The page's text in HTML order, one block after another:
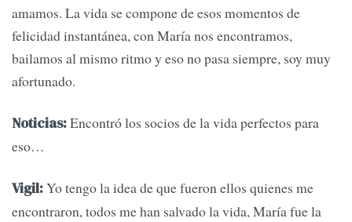
amamos. La vida se compone de esos momentos de
felicidad instantánea, con María nos encontramos,
bailamos al mismo ritmo y eso no pasa siempre, soy muy
afortunado.
Noticias:Encontró los socios de la vida perfectos para
eso…
Vigil:Yo tengo la idea de que fueron ellos quienes me
encontraron, todos me han salvado la vida, María fue la